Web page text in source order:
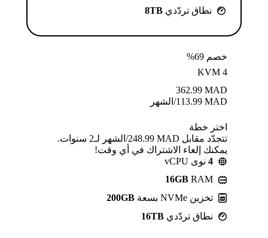
نطاق تردّدي 8TB
خصم 69%
KVM 4
MAD
362.99
MAD
113.99/الشهر
اختر خطة
تتجدّد مقابل MAD ⁦248.99⁩/الشهر لـ2 سنوات.
يمكنك إلغاء الاشتراك في أي وقت!
4 نوى vCPU
16GB RAM
تخزين NVMe بسعة
200GB
نطاق تردّدي 16TB